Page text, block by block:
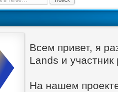
Всем привет, я
Lands и
На нашем